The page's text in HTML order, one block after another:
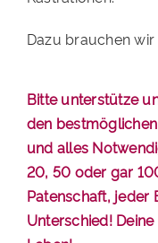
Dazu brauchen
Bitte unterstütze
den
und alles
20, 50 oder gar
Patenschaft, jeder
Unterschied!